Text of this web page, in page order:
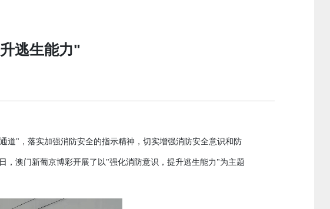
逃生能力"
道" ，落实加强消防安全的指示精神 ，切实增强消防安全意识和防
日 ，澳门新葡京博彩开展了以 "强化消防意识，提升逃生能力"为主题